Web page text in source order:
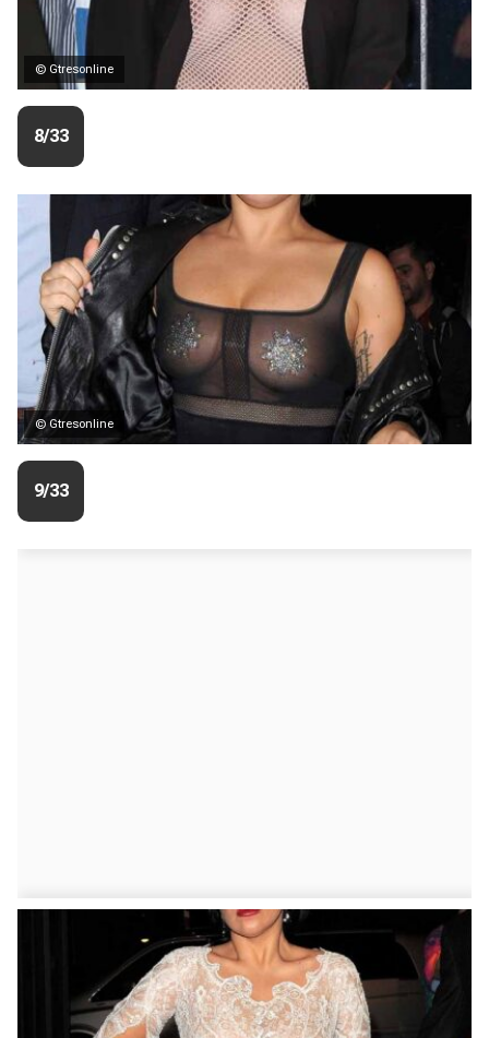
© Gtresonline
8/33
© Gtresonline
9/33